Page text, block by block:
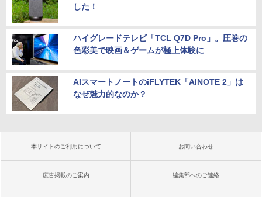
した！
ハイグレードテレビ「TCL Q7D Pro」。圧巻の
色彩美で映画＆ゲームが極上体験に
AIスマートノートのiFLYTEK「AINOTE 2」は
なぜ魅力的なのか？
本サイトのご利用について お問い合わせ
広告掲載のご案内 編集部へのご連絡